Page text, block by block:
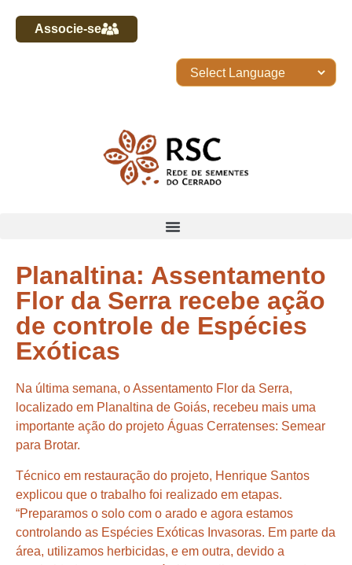
Associe-se
Planaltina: Assentamento
Flor da Serra recebe ação
de controle de Espécies
Exóticas
Na última semana, o Assentamento Flor da Serra,
localizado em Planaltina de Goiás, recebeu mais uma
importante ação do projeto Águas Cerratenses: Semear
para Brotar.
Técnico em restauração do projeto, Henrique Santos
explicou que o trabalho foi realizado em etapas.
“Preparamos o solo com o arado e agora estamos
controlando as Espécies Exóticas Invasoras. Em parte da
área, utilizamos herbicidas, e em outra, devido a